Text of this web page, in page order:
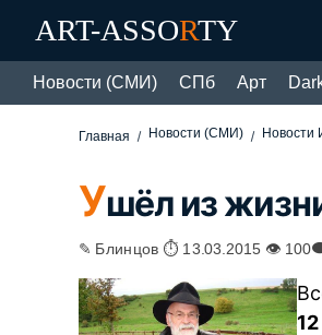
ART-ASSORTY
Новости (СМИ) СПб Арт
Главная Новости (СМИ) Новости
Ушёл из
✎ Блинцов ⏱ 13.03.2015 👁 100